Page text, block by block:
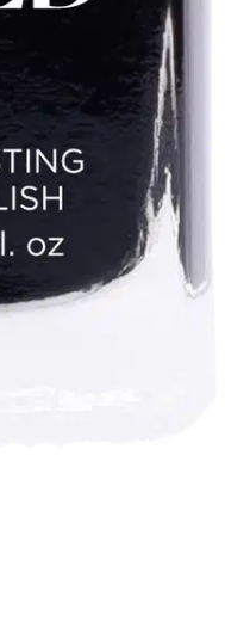
on puutteita tai niitä